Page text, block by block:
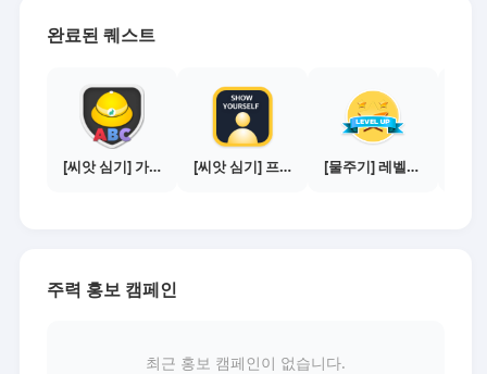
완료된 퀘스트
[씨앗 심기] 가이드보기 - 매체별 활동 가이드 [씨앗 심기] 프로필 사진 등록하기 [물주기] 레벨업하기 - 다이아몬드
주력 홍보 캠페인
최근 홍보 캠페인이 없습니다.